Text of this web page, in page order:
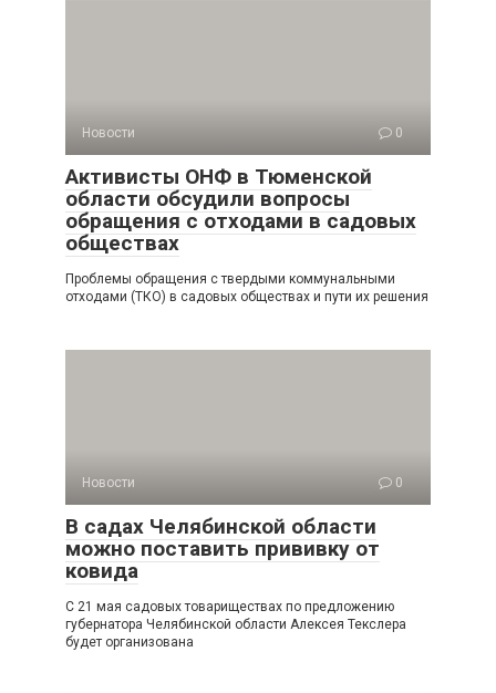
Новости 0
Активисты ОНФ в Тюменской
области обсудили вопросы
обращения с отходами в садовых
обществах
Проблемы обращения с твердыми коммунальными
отходами (ТКО) в садовых обществах и пути их решения
Новости 0
В садах Челябинской области
можно поставить прививку от
ковида
С 21 мая садовых товариществах по предложению
губернатора Челябинской области Алексея Текслера
будет организована